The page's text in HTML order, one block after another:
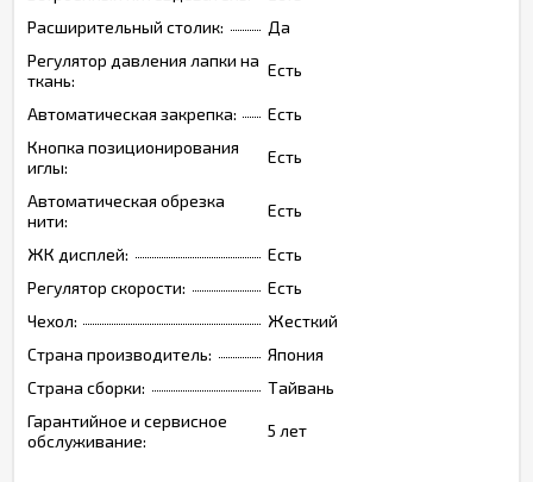
Расширительный столик:
Да
Регулятор давления лапки на
ткань:
Есть
Автоматическая закрепка:
Есть
Кнопка позиционирования
иглы:
Есть
Автоматическая обрезка
нити:
Есть
ЖК дисплей:
Есть
Регулятор скорости:
Есть
Чехол:
Жесткий
Страна производитель:
Япония
Страна сборки:
Тайвань
Гарантийное и сервисное
обслуживание:
5 лет